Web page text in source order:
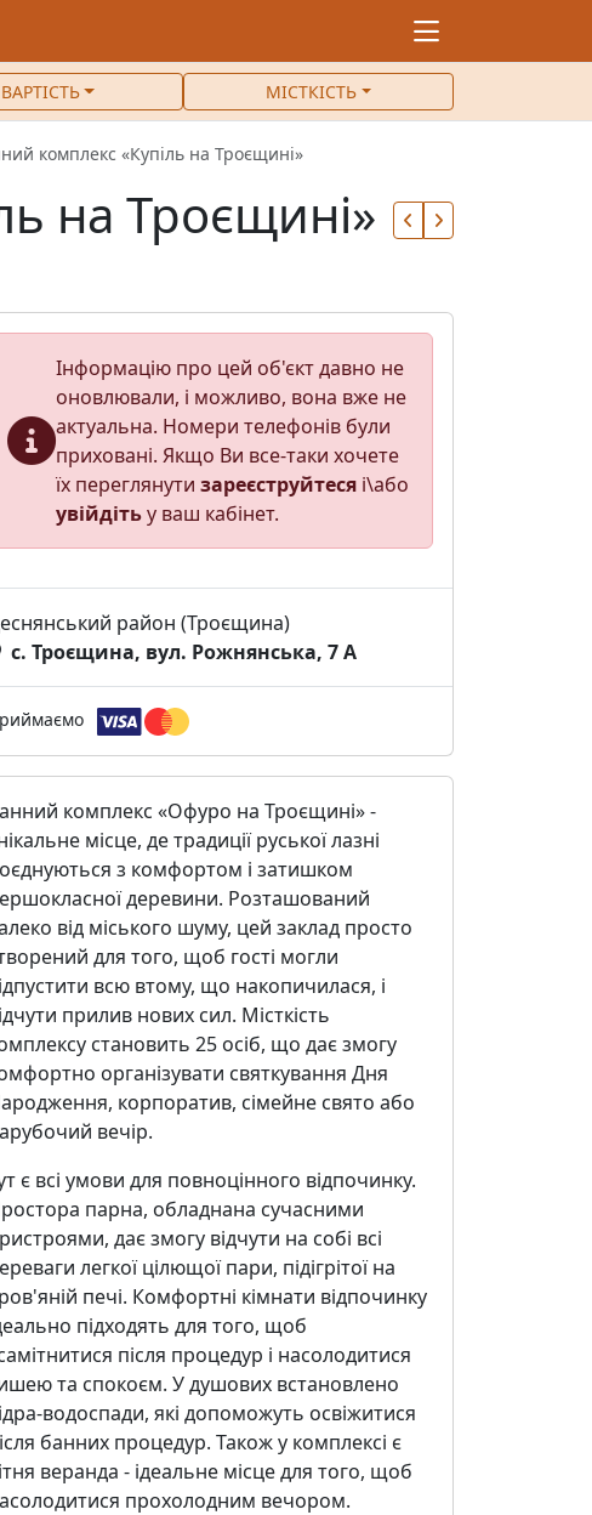
ВАРТІСТЬ МІСТКІСТЬ
комплекс «Купіль на Троєщині»
на Троєщині»
Інформацію про цей об'єкт давно не
оновлювали, і можливо, вона вже не
актуальна. Номери телефонів були
приховані. Якщо Ви все-таки хочете
їх переглянути зареєструйтесяі\або
увійдітьу ваш кабінет.
район (Троєщина)
с. Троєщина, вул. Рожнянська, 7 A
комплекс «Офуро на Троєщині» -
місце, де традиції руської лазні
з комфортом і затишком
деревини. Розташований
від міського шуму, цей заклад просто
для того, щоб гості могли
всю втому, що накопичилася, і
прилив нових сил. Місткість
становить 25 осіб, що дає змогу
організувати святкування Дня
корпоратив, сімейне свято або
вечір.
є всі умови для повноцінного відпочинку.
парна, обладнана сучасними
дає змогу відчути на собі всі
легкої цілющої пари, підігрітої на
печі. Комфортні кімнати відпочинку
підходять для того, щоб
після процедур і насолодитися
та спокоєм. У душових встановлено
водоспади, які допоможуть освіжитися
банних процедур. Також у комплексі є
веранда - ідеальне місце для того, щоб
прохолодним вечором.